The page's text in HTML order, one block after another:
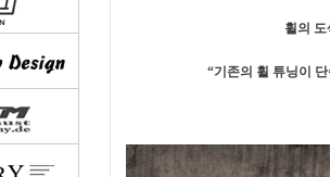
휠의
“기존의 휠 튜닝이